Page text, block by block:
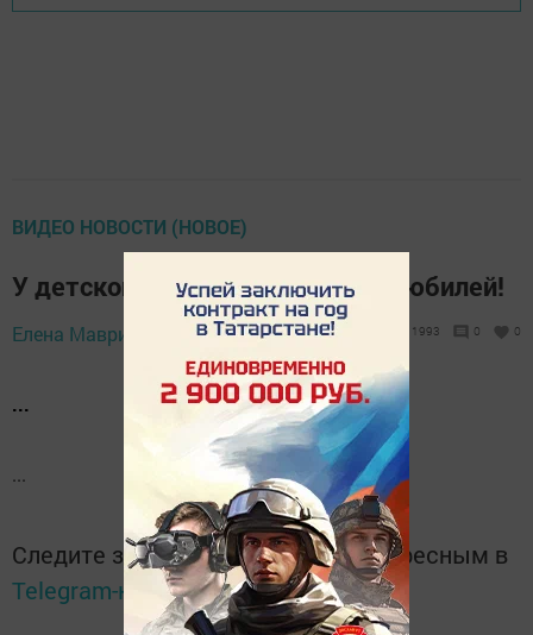
ВИДЕО НОВОСТИ (НОВОЕ)
У детского сада "Дюймовочка"-юбилей!
Елена Маврина, 15 декабря 2017 - 15:26 1993 0 0
...
...
Следите за самым важным и интересным в
Telegram-каналеТатмедиа